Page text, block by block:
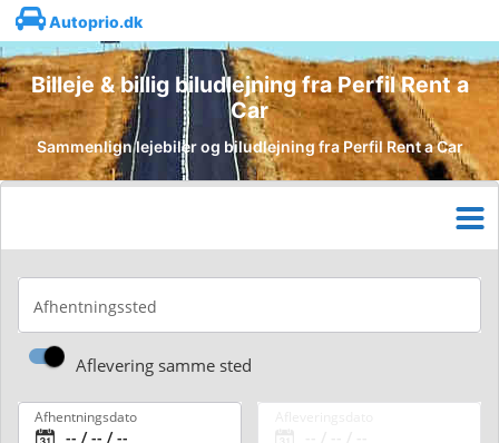
Autoprio.dk
Billeje & billig biludlejning fra Perfil Rent a
Car
Sammenlign lejebiler og biludlejning fra Perfil Rent a Car
Afhentningssted
Aflevering samme sted
Afhentningsdato